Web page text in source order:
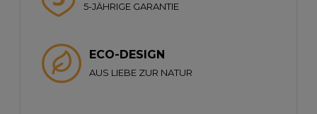
5-JÄHRIGE GARANTIE
ECO-DESIGN
AUS LIEBE ZUR NATUR